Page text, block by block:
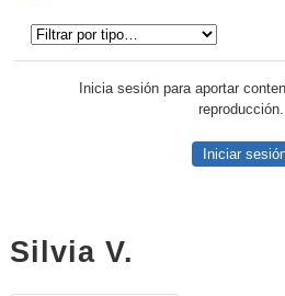
Inicia sesión para aportar
Iniciar
Silvia V.